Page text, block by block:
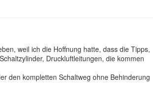
weil ich die Hoffnung hatte, dass die Tipps,
Druckluftleitungen, die kommen
den kompletten Schaltweg ohne Behinderung